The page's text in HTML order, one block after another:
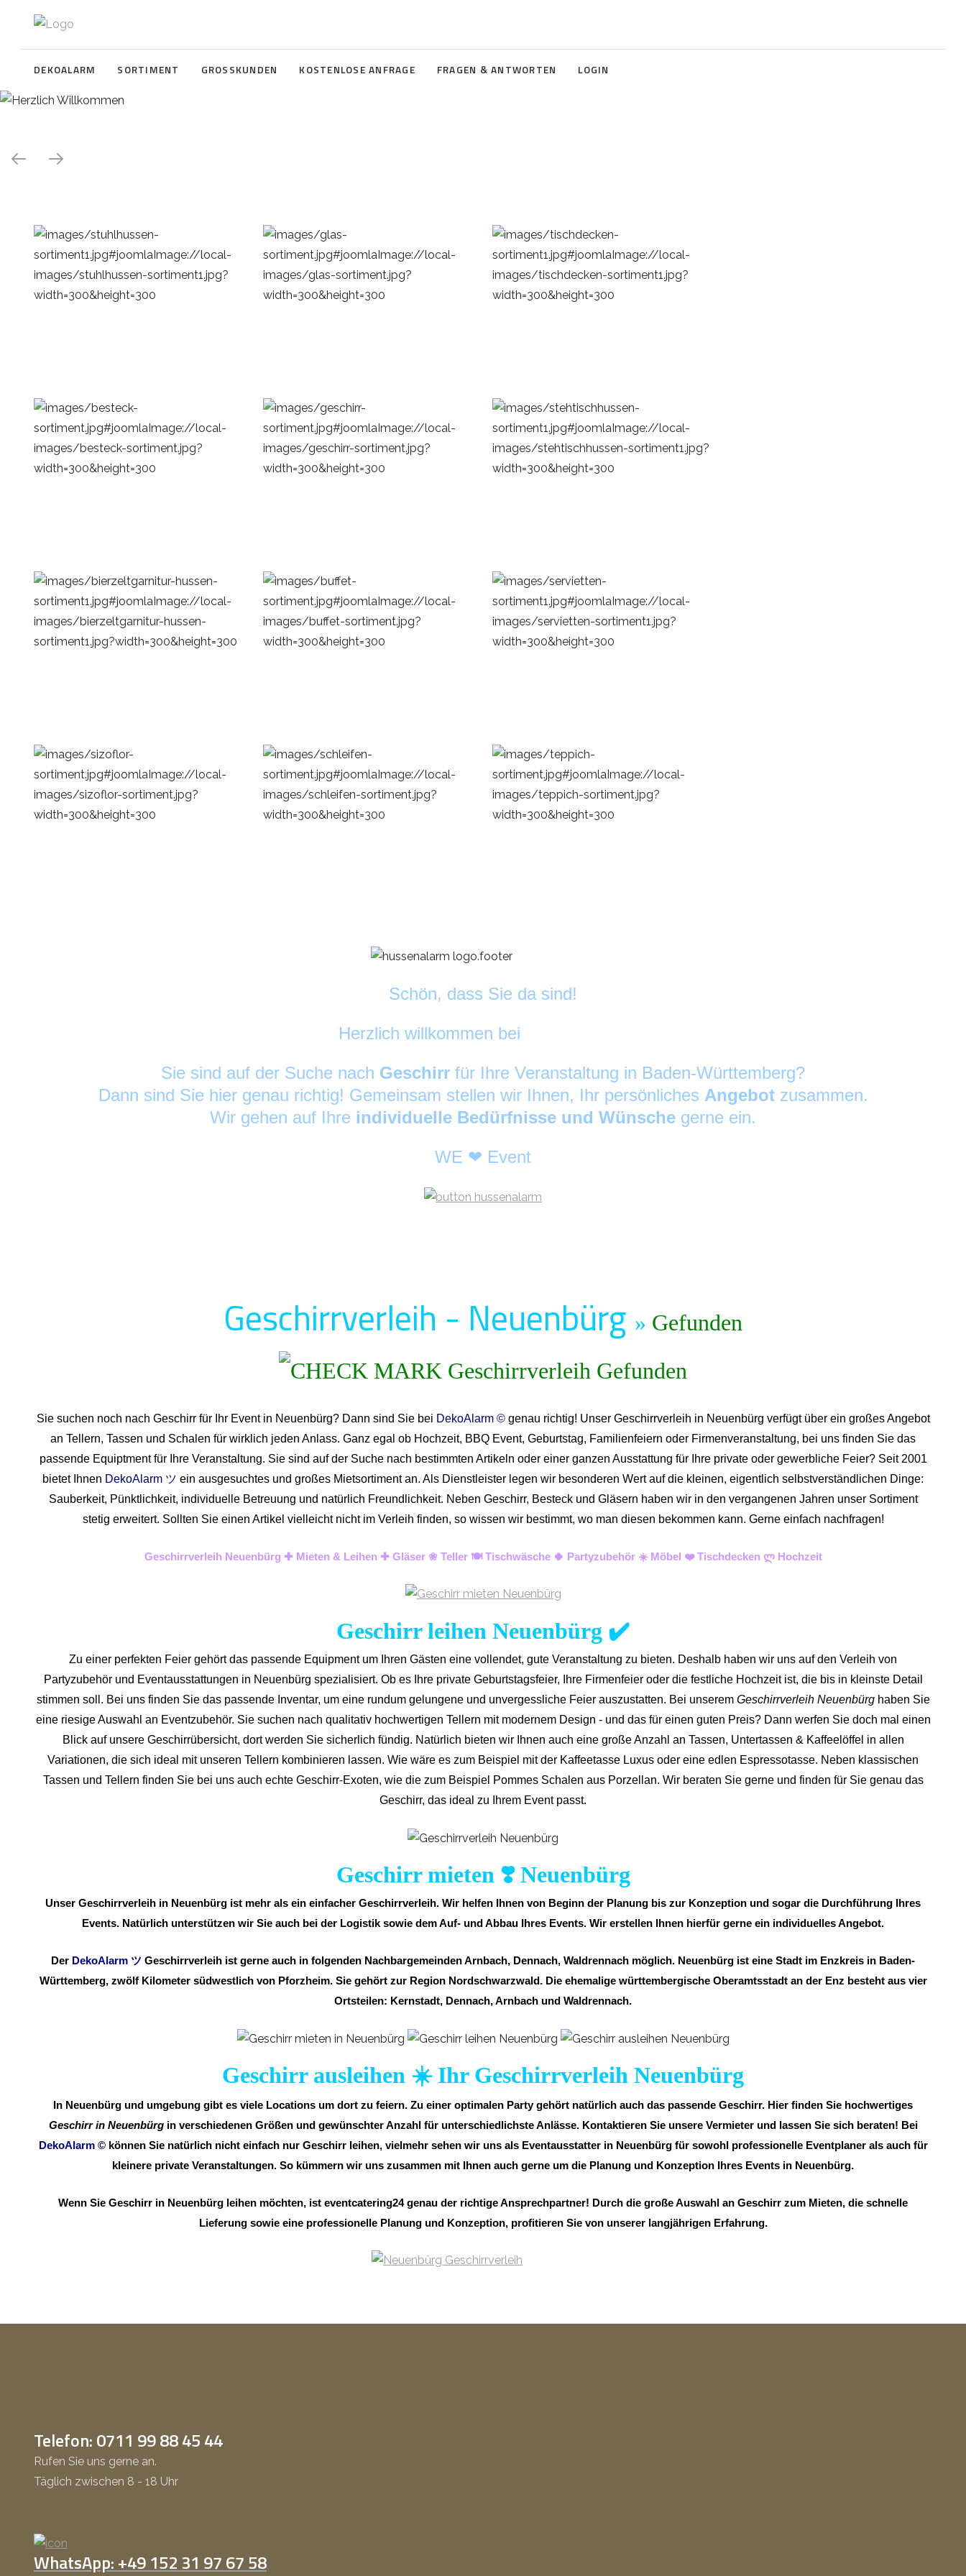
DEKOALARM SORTIMENT GROSSKUNDEN KOSTENLOSE ANFRAGE FRAGEN & ANTWORTEN LOGIN
WE ❤️ EVENT
Schön, dass Sie da sind!
Herzlich willkommen bei
Sie sind auf der Suche nach Geschirr für Ihre Veranstaltung in Baden-Württemberg?
Dann sind Sie hier genau richtig! Gemeinsam stellen wir Ihnen, Ihr persönliches Angebot zusammen.
Wir gehen auf Ihre individuelle Bedürfnisse und Wünsche gerne ein.
WE ❤ Event
Geschirrverleih - Neuenbürg » Gefunden
Sie suchen noch nach Geschirr für Ihr Event in Neuenbürg? Dann sind Sie bei DekoAlarm ©genau richtig! Unser Geschirrverleih in Neuenbürg verfügt über ein großes Angebot
an Tellern, Tassen und Schalen für wirklich jeden Anlass. Ganz egal ob Hochzeit, BBQ Event, Geburtstag, Familienfeiern oder Firmenveranstaltung, bei uns finden Sie das
passende Equiptment für Ihre Veranstaltung. Sie sind auf der Suche nach bestimmten Artikeln oder einer ganzen Ausstattung für Ihre private oder gewerbliche Feier? Seit 2001
bietet Ihnen DekoAlarm ツ ein ausgesuchtes und großes Mietsortiment an. Als Dienstleister legen wir besonderen Wert auf die kleinen, eigentlich selbstverständlichen Dinge:
Sauberkeit, Pünktlichkeit, individuelle Betreuung und natürlich Freundlichkeit. Neben Geschirr, Besteck und Gläsern haben wir in den vergangenen Jahren unser Sortiment
stetig erweitert. Sollten Sie einen Artikel vielleicht nicht im Verleih finden, so wissen wir bestimmt, wo man diesen bekommen kann. Gerne einfach nachfragen!
Geschirrverleih Neuenbürg ✚ Mieten & Leihen ✚ Gläser ❀ Teller 🍽️ Tischwäsche 🍀 Partyzubehör ☀️ Möbel ❤️ Tischdecken ლ Hochzeit
Geschirr leihen Neuenbürg ✔️
Zu einer perfekten Feier gehört das passende Equipment um Ihren Gästen eine vollendet, gute Veranstaltung zu bieten. Deshalb haben wir uns auf den Verleih von
Partyzubehör und Eventausstattungen in Neuenbürg spezialisiert. Ob es Ihre private Geburtstagsfeier, Ihre Firmenfeier oder die festliche Hochzeit ist, die bis in kleinste Detail
stimmen soll. Bei uns finden Sie das passende Inventar, um eine rundum gelungene und unvergessliche Feier auszustatten. Bei unserem Geschirrverleih Neuenbürghaben Sie
eine riesige Auswahl an Eventzubehör. Sie suchen nach qualitativ hochwertigen Tellern mit modernem Design - und das für einen guten Preis? Dann werfen Sie doch mal einen
Blick auf unsere Geschirrübersicht, dort werden Sie sicherlich fündig. Natürlich bieten wir Ihnen auch eine große Anzahl an Tassen, Untertassen & Kaffeelöffel in allen
Variationen, die sich ideal mit unseren Tellern kombinieren lassen. Wie wäre es zum Beispiel mit der Kaffeetasse Luxus oder eine edlen Espressotasse. Neben klassischen
Tassen und Tellern finden Sie bei uns auch echte Geschirr-Exoten, wie die zum Beispiel Pommes Schalen aus Porzellan. Wir beraten Sie gerne und finden für Sie genau das
Geschirr, das ideal zu Ihrem Event passt.
Geschirr mieten ❣️ Neuenbürg
Unser Geschirrverleih in Neuenbürg ist mehr als ein einfacher Geschirrverleih. Wir helfen Ihnen von Beginn der Planung bis zur Konzeption und sogar die Durchführung Ihres
Events. Natürlich unterstützen wir Sie auch bei der Logistik sowie dem Auf- und Abbau Ihres Events. Wir erstellen Ihnen hierfür gerne ein individuelles Angebot.
Der DekoAlarm ツ Geschirrverleih ist gerne auch in folgenden Nachbargemeinden Arnbach, Dennach, Waldrennach möglich. Neuenbürg ist eine Stadt im Enzkreis in Baden-
Württemberg, zwölf Kilometer südwestlich von Pforzheim. Sie gehört zur Region Nordschwarzwald. Die ehemalige württembergische Oberamtsstadt an der Enz besteht aus vier
Ortsteilen: Kernstadt, Dennach, Arnbach und Waldrennach.
Geschirr ausleihen ☀️ Ihr Geschirrverleih Neuenbürg
In Neuenbürg und umgebung gibt es viele Locations um dort zu feiern. Zu einer optimalen Party gehört natürlich auch das passende Geschirr. Hier finden Sie hochwertiges
Geschirr in Neuenbürgin verschiedenen Größen und gewünschter Anzahl für unterschiedlichste Anlässe. Kontaktieren Sie unsere Vermieter und lassen Sie sich beraten! Bei
DekoAlarm © können Sie natürlich nicht einfach nur Geschirr leihen, vielmehr sehen wir uns als Eventausstatter in Neuenbürg für sowohl professionelle Eventplaner als auch für
kleinere private Veranstaltungen. So kümmern wir uns zusammen mit Ihnen auch gerne um die Planung und Konzeption Ihres Events in Neuenbürg.
Wenn Sie Geschirr in Neuenbürg leihen möchten, ist eventcatering24 genau der richtige Ansprechpartner! Durch die große Auswahl an Geschirr zum Mieten, die schnelle
Lieferung sowie eine professionelle Planung und Konzeption, profitieren Sie von unserer langjährigen Erfahrung.
Telefon: 0711 99 88 45 44
Rufen Sie uns gerne an.
Täglich zwischen 8 - 18 Uhr
WhatsApp: +49 152 31 97 67 58